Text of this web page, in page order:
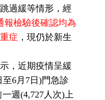
過緩等情形，經
報檢驗後確認均為
症 ，現仍於新生
，近期疫情呈緩
至6月7日)門急診
週(4,727人次)上